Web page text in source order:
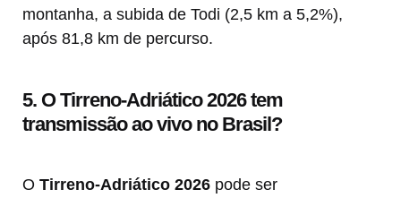
montanha, a subida de Todi (2,5 km a 5,2%),
após 81,8 km de percurso.
5. O Tirreno-Adriático 2026 tem
transmissão ao vivo no Brasil?
O Tirreno-Adriático 2026 pode ser